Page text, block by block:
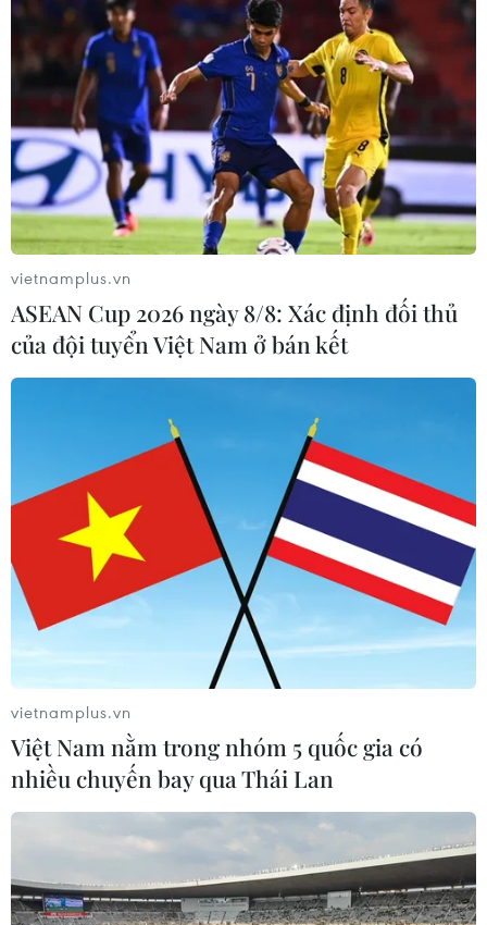
vietnamplus.vn
ASEAN Cup 2026 ngày 8/8: Xác định đối thủ
của đội tuyển Việt Nam ở bán kết
vietnamplus.vn
Việt Nam nằm trong nhóm 5 quốc gia có
nhiều chuyến bay qua Thái Lan